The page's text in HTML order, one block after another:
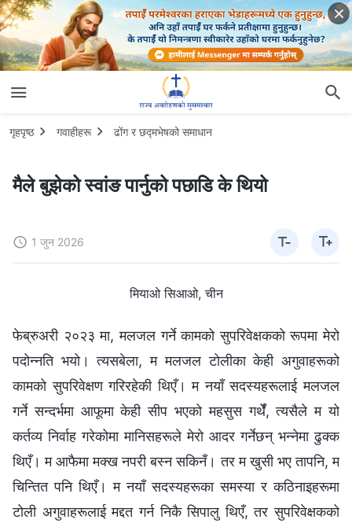
गृहपृष्ठ गवाहीहरू ढोंग र छद्मभेषको समाधान
मैले बुझेको स्वांङ पार्नुको पछाडि के थियो
1 जुन 2026
मियाओ सिआओ, चीन
फेब्रुअरी २०२३ मा, मलजल गर्ने कामको सुपरिवेक्षकको रूपमा मेरो
पदोन्नति भयो। त्यसबेला, म मलजल टोलीका केही अगुवाहरूको
कामको सुपरिवेक्षण गरिरहेकी थिएँ। म नयाँ सदस्यहरूलाई मलजल
गर्ने सन्दर्भमा आफूमा केही सीप भएको महसुस गर्थेँ, त्यसैले म यो
कर्तव्य निर्वाह गरेकोमा मानिसहरूले मेरो आदर गर्नेछन् भन्नेमा ढुक्क
थिएँ। म आफैमा मक्ख नपरी बस्न सकिनँ। तर म खुसी भए तापनि, म
चिन्तित पनि थिएँ। म नयाँ सदस्यहरूका समस्या र कठिनाइहरूमा
टोली अगुवाहरूलाई मद्दत गर्न निकै सिपालु थिएँ, तर सुपरिवेक्षकको